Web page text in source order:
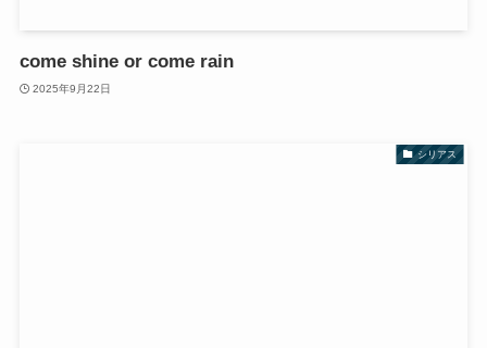
come shine or come rain
2025年9月22日
シリアス